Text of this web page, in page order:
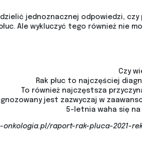
jednoznacznej odpowiedzi,
Ale wykluczyć tego również nie
Czy
Rak płuc to najczęściej
To również najczęstsza
jest zazwyczaj w
5-letnia waha się na
onkologia.pl/raport-rak-pluca-2021-